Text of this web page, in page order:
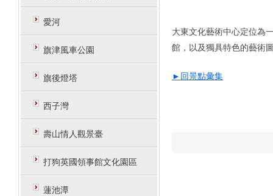
愛河
旗津風車公園
旗後燈塔
西子灣
壽山情人觀景臺
打狗英國領事館文化園區
蓮池潭
大東文化藝術中心定位為
館，以及獨具特色的藝術
►回景點彙集